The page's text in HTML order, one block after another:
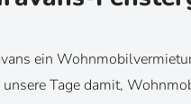
ein
Tage damit,